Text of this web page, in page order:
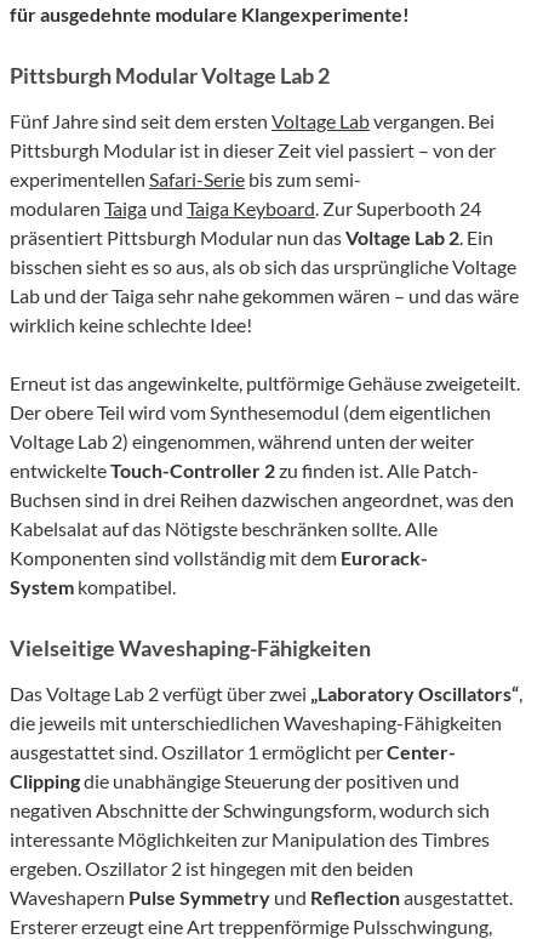
für ausgedehnte modulare Klangexperimente!
Pittsburgh Modular Voltage Lab 2
Fünf Jahre sind seit dem ersten Voltage Labvergangen. Bei
Pittsburgh Modular ist in dieser Zeit viel passiert – von der
experimentellen Safari-Serie bis zum semi-
modularen Taiga und Taiga Keyboard . Zur Superbooth 24
präsentiert Pittsburgh Modular nun dasVoltage Lab 2 . Ein
bisschen sieht es so aus, als ob sich das ursprüngliche Voltage
Lab und der Taiga sehr nahe gekommen wären – und das wäre
wirklich keine schlechte Idee!
Erneut ist das angewinkelte, pultförmige Gehäuse zweigeteilt.
Der obere Teil wird vom Synthesemodul (dem eigentlichen
Voltage Lab 2) eingenommen, während unten der weiter
entwickelteTouch-Controller 2zu finden ist. Alle Patch-
Buchsen sind in drei Reihen dazwischen angeordnet, was den
Kabelsalat auf das Nötigste beschränken sollte. Alle
Komponenten sind vollständig mit dem Eurorack-
System kompatibel.
Vielseitige Waveshaping-Fähigkeiten
Das Voltage Lab 2 verfügt über zwei „Laboratory Oscillators“
die jeweils mit unterschiedlichen Waveshaping-Fähigkeiten
ausgestattet sind. Oszillator 1 ermöglicht perCenter-
Clippingdie unabhängige Steuerung der positiven und
negativen Abschnitte der Schwingungsform, wodurch sich
interessante Möglichkeiten zur Manipulation des Timbres
ergeben. Oszillator 2 ist hingegen mit den beiden
Waveshapern Pulse Symmetry und Reflectionausgestattet.
Ersterer erzeugt eine Art treppenförmige Pulsschwingung,